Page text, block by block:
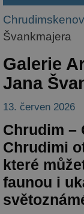
Švankmajera
Galerie
Jana
13. červen 2026
Chrudim –
Chrudimi
které
faunou i